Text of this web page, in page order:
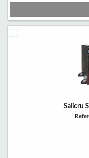
Salicru